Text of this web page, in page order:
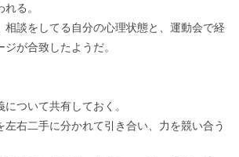
る。
相談をしてる自分の心理状態と、運動会で経
が合致したようだ。
ついて共有しておく。
左右二手に分かれて引き合い、力を競い合う